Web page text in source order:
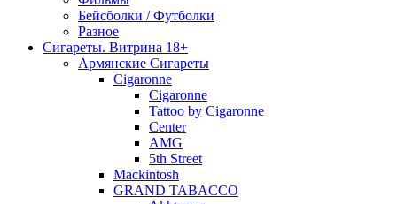
Бейсболки / Футболки
Разное
Сигареты. Витрина 18+
Армянские Сигареты
Cigaronne
Cigaronne
Tattoo by Cigaronne
Center
AMG
5th Street
Mackintosh
GRAND TABACCO